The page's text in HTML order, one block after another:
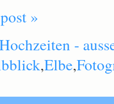
»
-
,Elbe,